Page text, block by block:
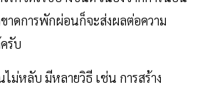
าดการพักผ่อนก็จะส่งผลต่อความ
รับ
ม่หลับ มีหลายวิธี เช่น การสร้าง